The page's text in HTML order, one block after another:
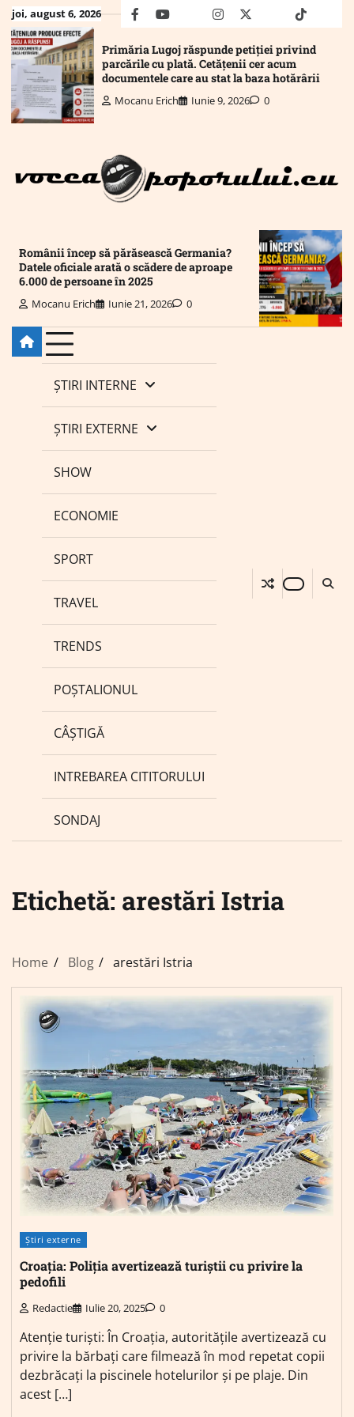
Skip
to
content
joi, august 6, 2026 facebookyoutubeMailinstagram
twitter truthtiktok
Primăria Lugoj răspunde petiției privind
parcările cu plată. Cetățenii cer acum
documentele care au stat la baza hotărârii
Mocanu Erich Iunie 9, 2026 0
Românii încep să părăsească Germania?
Datele oficiale arată o scădere de aproape
6.000 de persoane în 2025
Mocanu Erich Iunie 21, 2026 0
ȘTIRI INTERNE
ȘTIRI EXTERNE
SHOW
ECONOMIE
SPORT
TRAVEL
TRENDS
POȘTALIONUL
CÂȘTIGĂ
INTREBAREA CITITORULUI
SONDAJ
Etichetă: arestări Istria
Home Blog arestări Istria
Știri externe
Croația: Poliția avertizează turiștii cu privire la
pedofili
Redactie Iulie 20, 2025 0
Atenție turiști: În Croația, autoritățile avertizează cu
privire la bărbați care filmează în mod repetat copii
dezbrăcați la piscinele hotelurilor și pe plaje. Din
acest […]